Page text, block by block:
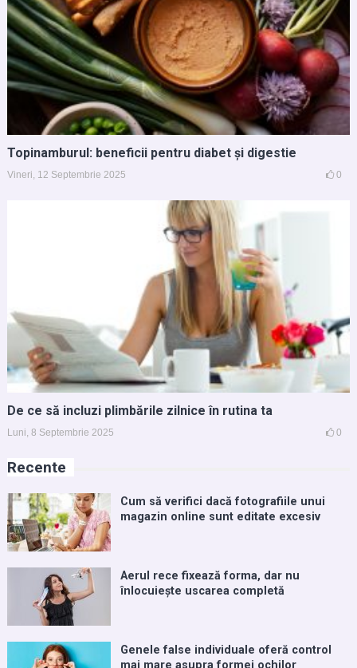
Topinamburul: beneficii pentru diabet și digestie
Vineri, 12 Septembrie 2025 0
De ce să incluzi plimbările zilnice în rutina ta
Luni, 8 Septembrie 2025 0
Recente
Cum să verifici dacă fotografiile unui
magazin online sunt editate excesiv
Aerul rece fixează forma, dar nu
înlocuiește uscarea completă
Genele false individuale oferă control